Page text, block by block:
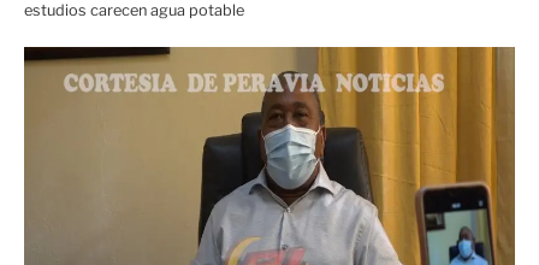
estudios carecen agua potable